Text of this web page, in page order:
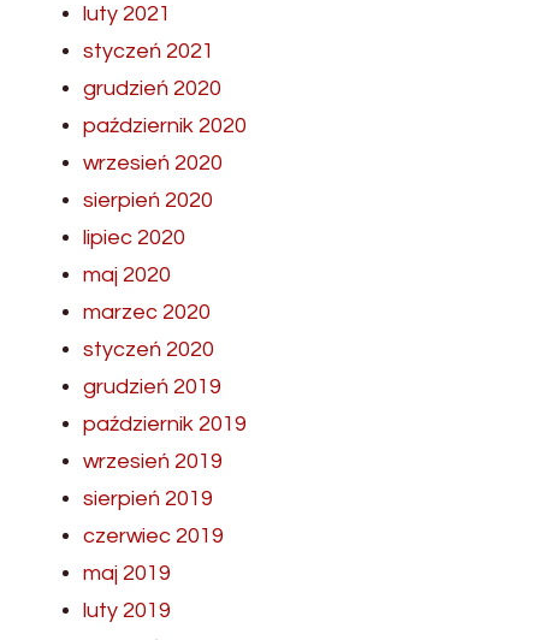
luty 2021
styczeń 2021
grudzień 2020
październik 2020
wrzesień 2020
sierpień 2020
lipiec 2020
maj 2020
marzec 2020
styczeń 2020
grudzień 2019
październik 2019
wrzesień 2019
sierpień 2019
czerwiec 2019
maj 2019
luty 2019